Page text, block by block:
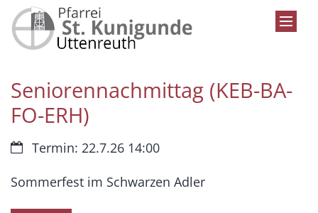
Zum Inhalt springen
Seniorennachmittag (KEB-BA-
FO-ERH)
Datum:Termin: 22.7.26 14:00
Sommerfest im Schwarzen Adler